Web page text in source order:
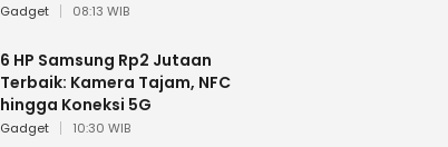
Gadget 08:13 WIB
6 HP Samsung Rp2 Jutaan
Terbaik: Kamera Tajam, NFC
hingga Koneksi 5G
Gadget 10:30 WIB